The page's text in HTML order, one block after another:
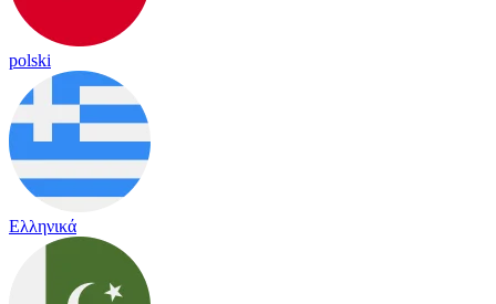
polski
Ελληνικά